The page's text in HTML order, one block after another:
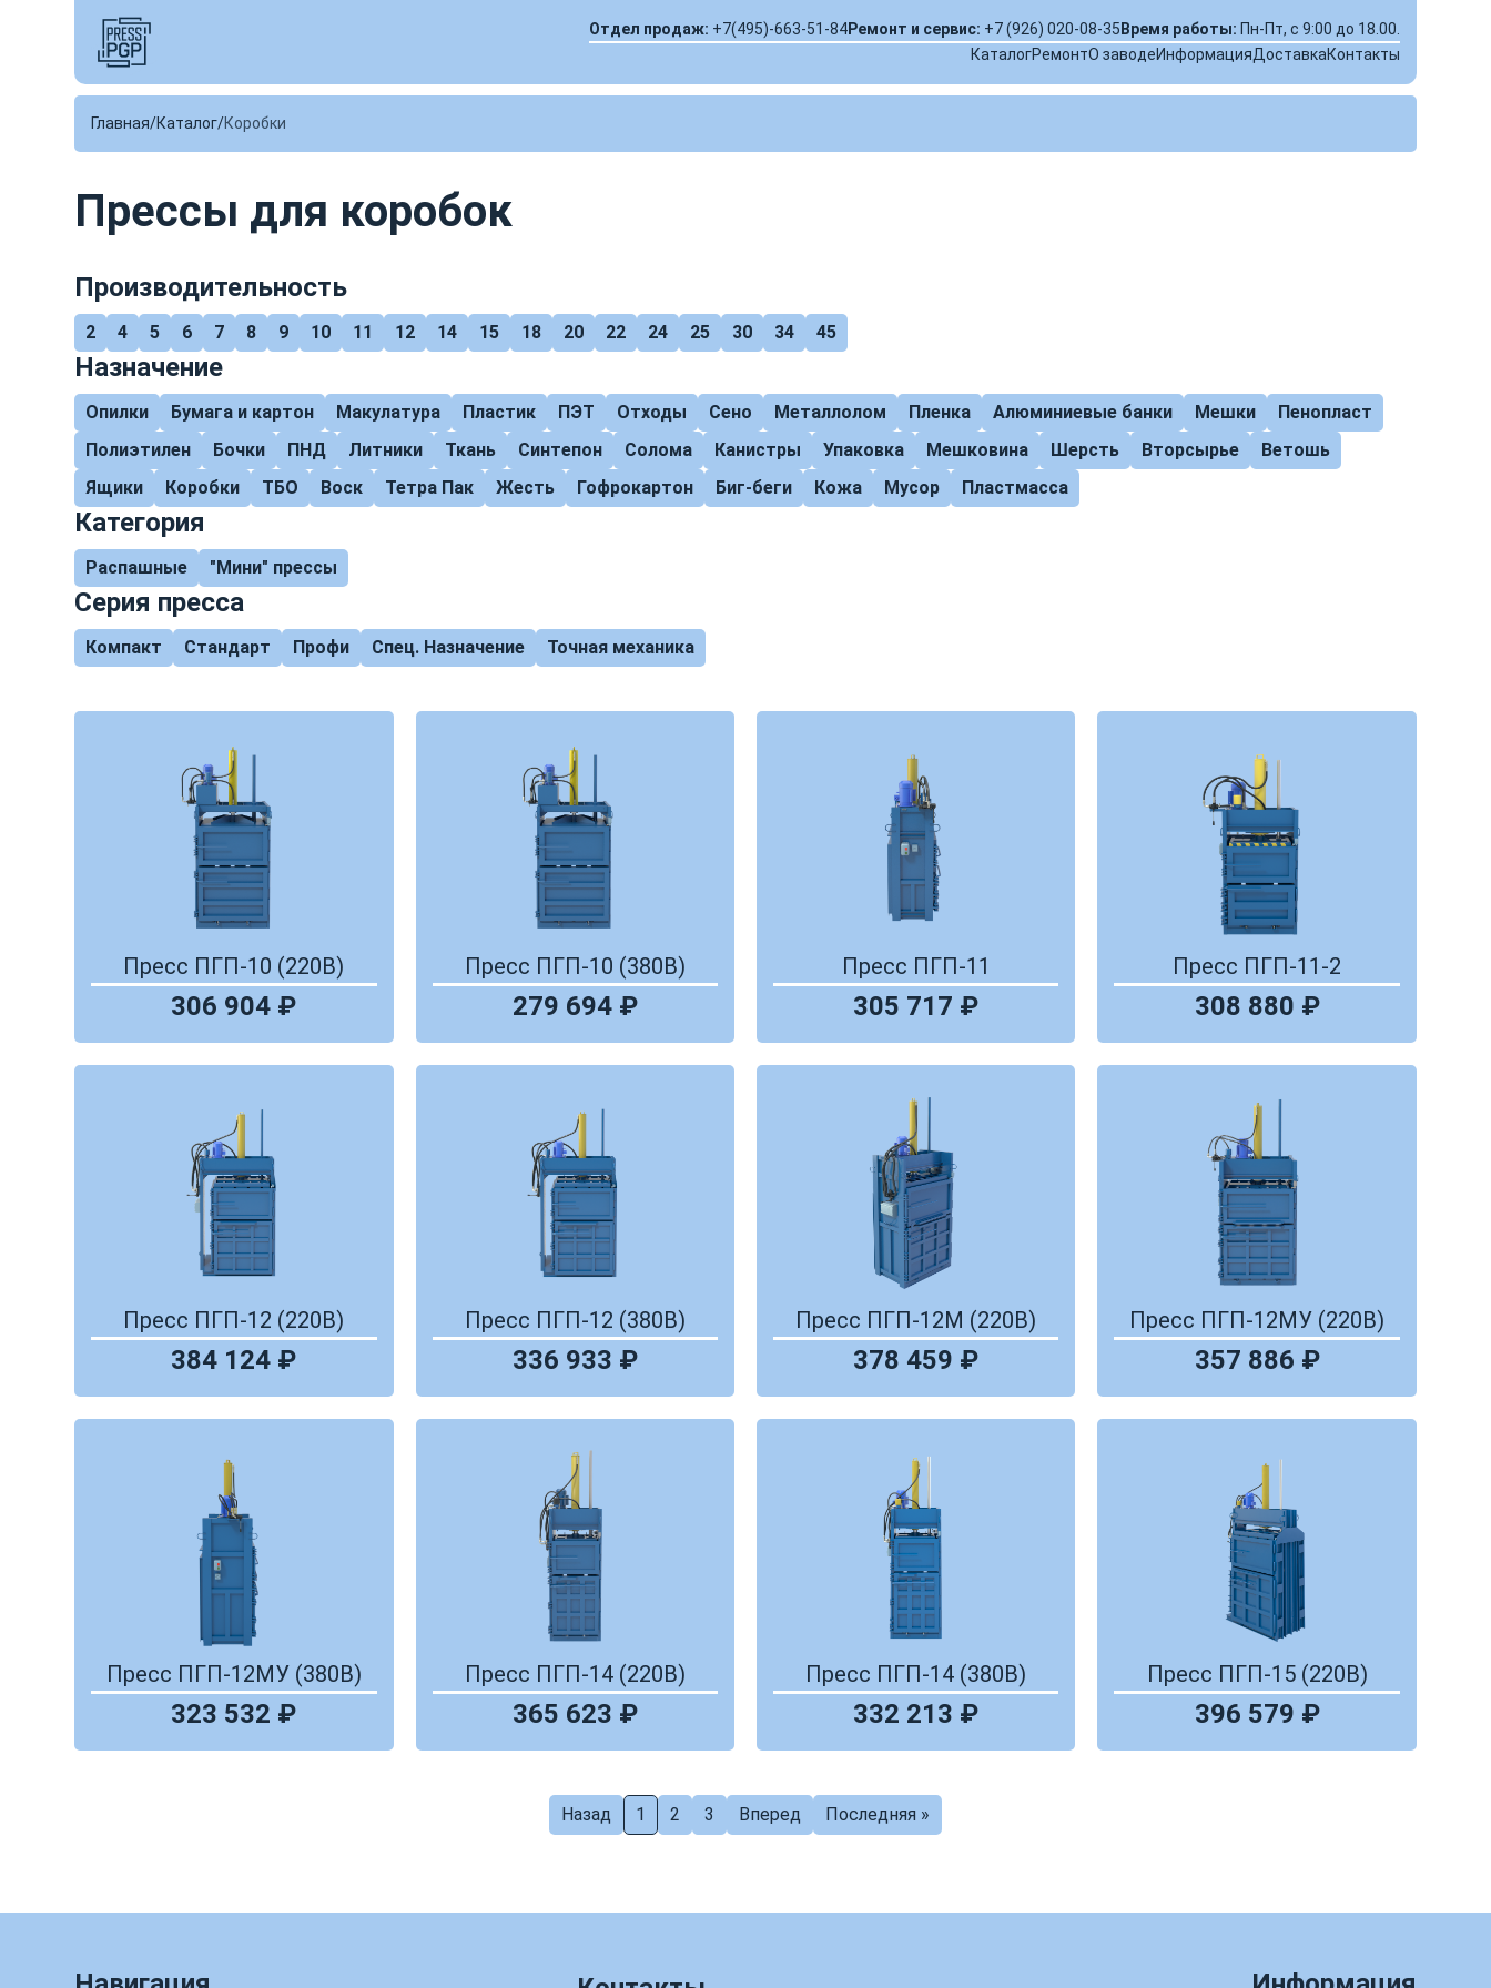
Отдел продаж: +7(495)-663-51-84Ремонт и сервис: +7 (926) 020-08-35 Время работы: Пн-Пт, с 9:00 до 18.00.
КаталогРемонтО заводеИнформацияДоставкаКонтакты
Главная Каталог Коробки
Прессы для коробок
Производительность
2 4 5 6 7 8 9 10 11 12 14 15 18 20 22 24 25 30 34 45
Назначение
Опилки Бумага и картон Макулатура Пластик ПЭТ Отходы Сено Металлолом Пленка Алюминиевые банки Мешки
Пенопласт
Полиэтилен
Бочки ПНД Литники Ткань Синтепон Солома Канистры Упаковка Мешковина Шерсть Вторсырье
Ветошь
Ящики
Коробки ТБО Воск Тетра Пак Жесть Гофрокартон Биг-беги Кожа Мусор Пластмасса
Категория
Распашные "Мини" прессы
Серия пресса
Компакт Стандарт Профи Спец. Назначение Точная механика
Пресс ПГП-10 (220В)
306 904 ₽
Пресс ПГП-10 (380В)
279 694 ₽
Пресс ПГП-11
305 717 ₽
Пресс ПГП-11-2
308 880 ₽
Пресс ПГП-12 (220В)
384 124 ₽
Пресс ПГП-12 (380В)
336 933 ₽
Пресс ПГП-12М (220В)
378 459 ₽
Пресс ПГП-12МУ (220В)
357 886 ₽
Пресс ПГП-12МУ (380В)
323 532 ₽
Пресс ПГП-14 (220В)
365 623 ₽
Пресс ПГП-14 (380В)
332 213 ₽
Пресс ПГП-15 (220В)
396 579 ₽
Назад 1 2 3 Вперед Последняя »